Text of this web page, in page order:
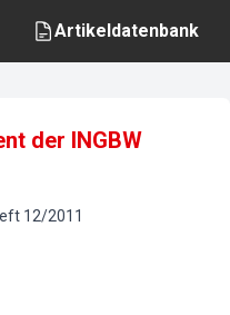
Artikeldatenbank
der INGBW
12/2011